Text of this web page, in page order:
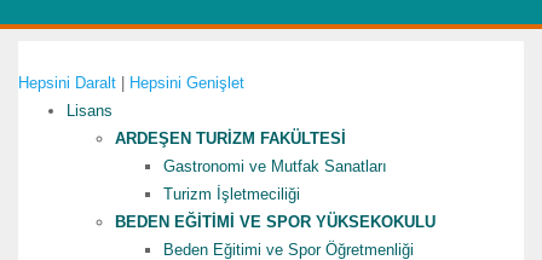
Hepsini Daralt | Hepsini Genişlet
Lisans
ARDEŞEN TURİZM FAKÜLTESİ
Gastronomi ve Mutfak Sanatları
Turizm İşletmeciliği
BEDEN EĞİTİMİ VE SPOR YÜKSEKOKULU
Beden Eğitimi ve Spor Öğretmenliği